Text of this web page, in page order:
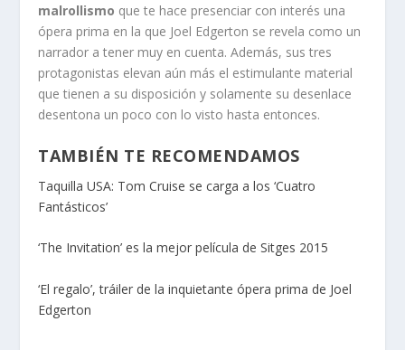
malrollismo que te hace presenciar con interés una
ópera prima en la que Joel Edgerton se revela como un
narrador a tener muy en cuenta. Además, sus tres
protagonistas elevan aún más el estimulante material
que tienen a su disposición y solamente su desenlace
desentona un poco con lo visto hasta entonces.
TAMBIÉN TE RECOMENDAMOS
Taquilla USA: Tom Cruise se carga a los ‘Cuatro
Fantásticos’
‘The Invitation’ es la mejor película de Sitges 2015
‘El regalo’, tráiler de la inquietante ópera prima de Joel
Edgerton